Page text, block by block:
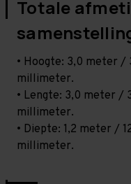
Totale
• Hoogte: 3,0 meter
millimeter.
• Lengte: 3,0 meter
millimeter.
• Diepte: 1,2 meter /
millimeter.